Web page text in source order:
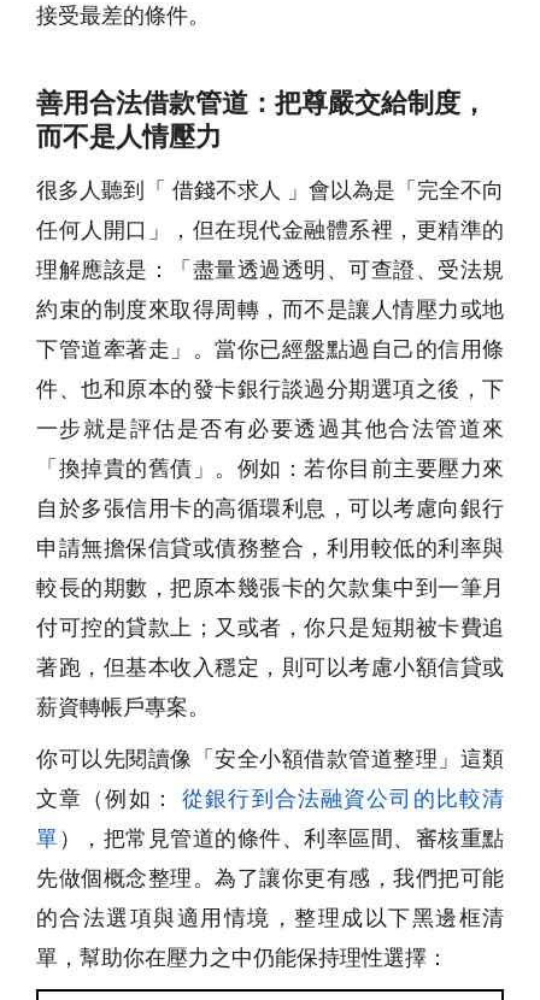
接受最差的條件。
善用合法借款管道：把尊嚴交給制度，
而不是人情壓力
很多人聽到「 借錢不求人 」會以為是「完全不向
任何人開口」，但在現代金融體系裡，更精準的
理解應該是：「盡量透過透明、可查證、受法規
約束的制度來取得周轉，而不是讓人情壓力或地
下管道牽著走」。當你已經盤點過自己的信用條
件、也和原本的發卡銀行談過分期選項之後，下
一步就是評估是否有必要透過其他合法管道來
「換掉貴的舊債」。例如：若你目前主要壓力來
自於多張信用卡的高循環利息，可以考慮向銀行
申請無擔保信貸或債務整合，利用較低的利率與
較長的期數，把原本幾張卡的欠款集中到一筆月
付可控的貸款上；又或者，你只是短期被卡費追
著跑，但基本收入穩定，則可以考慮小額信貸或
薪資轉帳戶專案。
你可以先閱讀像「安全小額借款管道整理」這類
文章（例如：
從銀行到合法融資公司的比較清
單），把常見管道的條件、利率區間、審核重點
先做個概念整理。為了讓你更有感，我們把可能
的合法選項與適用情境，整理成以下黑邊框清
單，幫助你在壓力之中仍能保持理性選擇：